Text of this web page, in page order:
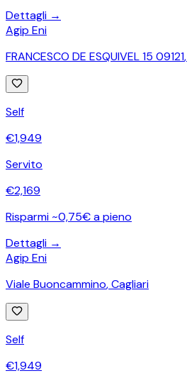
Dettagli →
Agip Eni
FRANCESCO DE ESQUIVEL 15 09121,
Self
€1,949
Servito
€2,169
Risparmi ~0,75€ a pieno
Dettagli →
Agip Eni
Viale Buoncammino,Cagliari
Self
€1,949